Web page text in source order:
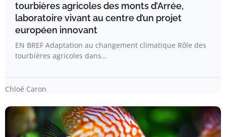
tourbières agricoles des monts d’Arrée,
laboratoire vivant au centre d’un projet
européen innovant
EN BREF Adaptation au changement climatique Rôle des
tourbières agricoles dans…
Chloé Caron